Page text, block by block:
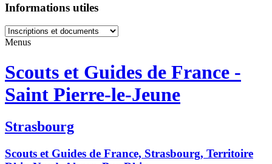
Informations utiles
Menus
Scouts et Guides de France -
Saint Pierre-le-Jeune
Strasbourg
Scouts et Guides de France, Strasbourg, Territoire